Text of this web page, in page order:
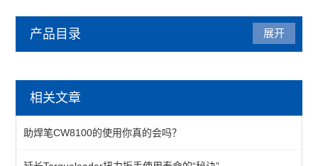
产品目录
LUXO放大台灯
数显温湿度计
展开
相关文章
助焊笔CW8100的使用你真的会吗？